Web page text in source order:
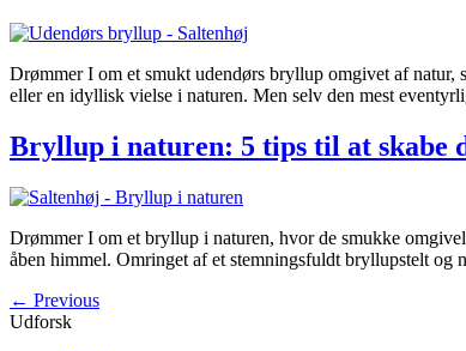
Drømmer I om et smukt udendørs bryllup omgivet af
eller en idyllisk vielse i naturen. Men selv den mest
Bryllup i naturen: 5 tips til at skabe
Drømmer I om et bryllup i naturen, hvor de smukke
åben himmel. Omringet af et stemningsfuldt bryllupstelt
← Previous
Udforsk